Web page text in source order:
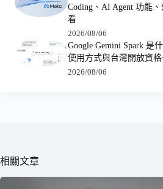
Coding、AI Agent 功能
看
2026/08/06
Google Gemini Spark 是
使用方式與台灣開放資
2026/08/06
相關文章